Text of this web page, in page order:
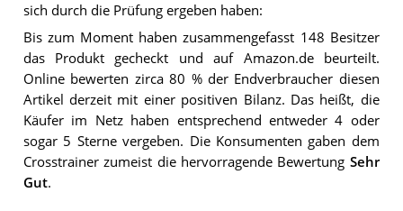
sich durch die Prüfung ergeben haben:
Bis zum Moment haben zusammengefasst 148 Besitzer
das Produkt gecheckt und auf Amazon.de beurteilt.
Online bewerten zirca 80 % der Endverbraucher diesen
Artikel derzeit mit einer positiven Bilanz. Das heißt, die
Käufer im Netz haben entsprechend entweder 4 oder
sogar 5 Sterne vergeben. Die Konsumenten gaben dem
Crosstrainer zumeist die hervorragende Bewertung Sehr
Gut.